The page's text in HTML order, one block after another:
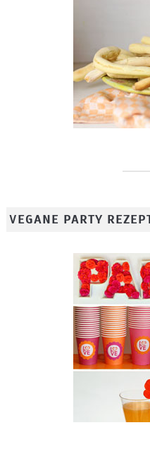
VEGANE PARTY